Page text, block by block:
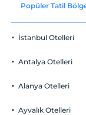
Popüler Tatil
İstanbul Otelleri
Antalya Otelleri
Alanya Otelleri
Ayvalık Otelleri